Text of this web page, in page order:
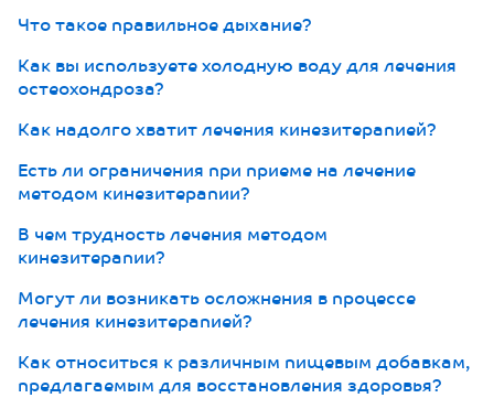
Что такое правильное дыхание?
Как вы используете холодную воду для лечения
остеохондроза?
Как надолго хватит лечения кинезитерапией?
Есть ли ограничения при приеме на лечение
методом кинезитерапии?
В чем трудность лечения методом
кинезитерапии?
Могут ли возникать осложнения в процессе
лечения кинезитерапией?
Как относиться к различным пищевым добавкам,
предлагаемым для восстановления здоровья?